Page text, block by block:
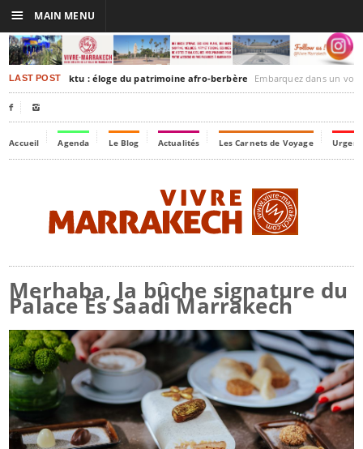
LAST POSTTimbuktu : éloge du patrimoine afro-berbère Embarquez dans un voyage culturel dans le
 
Accueil Agenda Le Blog Actualités Les Carnets de Voyage
Merhaba, la bûche signature du
Palace Es Saadi Marrakech
☰ MAIN MENU